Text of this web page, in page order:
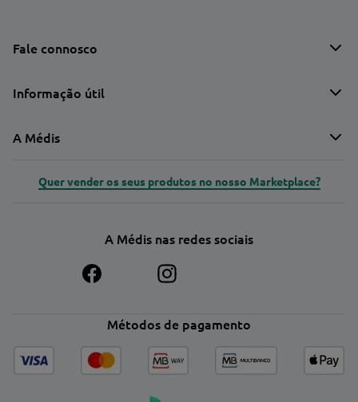
Fale connosco
Informação útil
A Médis
Quer vender os seus produtos no nosso Marketplace?
A Médis nas redes sociais
Métodos de pagamento